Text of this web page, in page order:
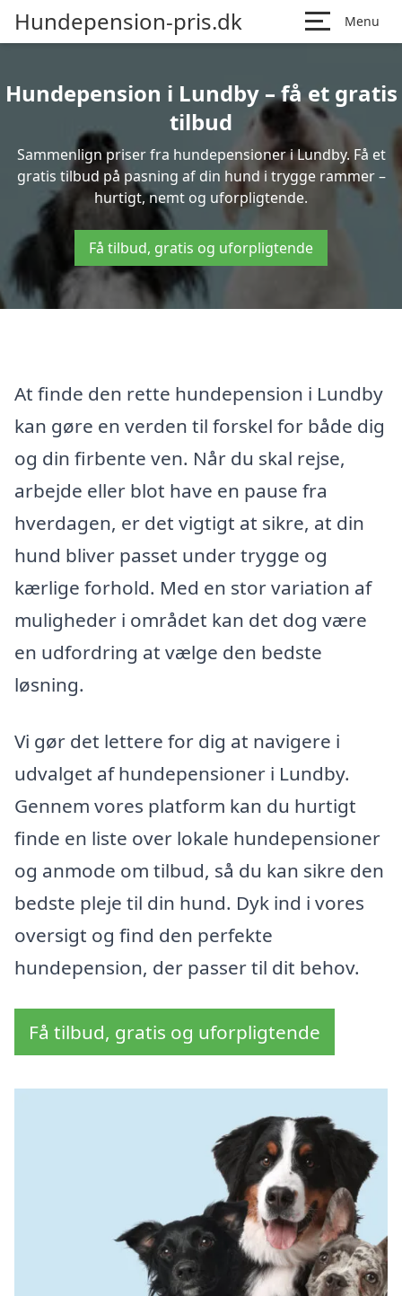
Hundepension-pris.dk Menu
Hundepension i Lundby – få et gratis
tilbud
Sammenlign priser fra hundepensioner i Lundby. Få et
gratis tilbud på pasning af din hund i trygge rammer –
hurtigt, nemt og uforpligtende.
Få tilbud, gratis og uforpligtende
At finde den rette hundepension i Lundby
kan gøre en verden til forskel for både dig
og din firbente ven. Når du skal rejse,
arbejde eller blot have en pause fra
hverdagen, er det vigtigt at sikre, at din
hund bliver passet under trygge og
kærlige forhold. Med en stor variation af
muligheder i området kan det dog være
en udfordring at vælge den bedste
løsning.
Vi gør det lettere for dig at navigere i
udvalget af hundepensioner i Lundby.
Gennem vores platform kan du hurtigt
finde en liste over lokale hundepensioner
og anmode om tilbud, så du kan sikre den
bedste pleje til din hund. Dyk ind i vores
oversigt og find den perfekte
hundepension, der passer til dit behov.
Få tilbud, gratis og uforpligtende